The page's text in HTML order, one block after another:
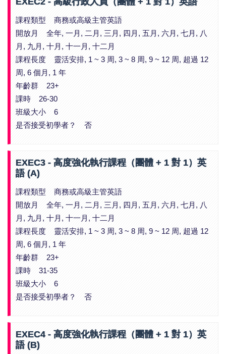
課程類型 商務或高級主管英語
開放月 全年, 一月, 二月, 三月, 四月, 五月, 六月, 七月, 八
月, 九月, 十月, 十一月, 十二月
課程長度 靈活安排, 1 ~ 3 周, 3 ~ 8 周, 9 ~ 12 周, 超過 12
周, 6 個月, 1 年
年齡群 23+
課時 26-30
班級大小 6
是否接受初學者？ 否
EXEC3 - 高度強化執行課程（團體 + 1 對 1）英
語 (A)
課程類型 商務或高級主管英語
開放月 全年, 一月, 二月, 三月, 四月, 五月, 六月, 七月, 八
月, 九月, 十月, 十一月, 十二月
課程長度 靈活安排, 1 ~ 3 周, 3 ~ 8 周, 9 ~ 12 周, 超過 12
周, 6 個月, 1 年
年齡群 23+
課時 31-35
班級大小 6
是否接受初學者？ 否
EXEC4 - 高度強化執行課程（團體 + 1 對 1）英
語 (B)